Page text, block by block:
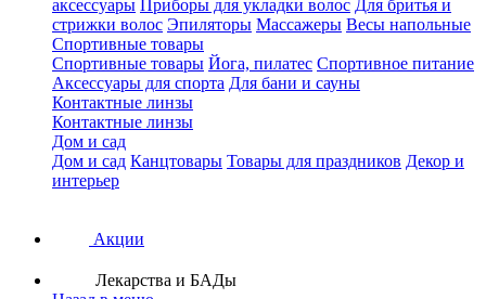
аксессуары Приборы для укладки волос Для бритья и
стрижки волос Эпиляторы Массажеры Весы напольные
Спортивные товары
Спортивные товары Йога, пилатес Спортивное питание
Аксессуары для спорта Для бани и сауны
Контактные линзы
Контактные линзы
Дом и сад
Дом и сад Канцтовары Товары для праздников Декор и
интерьер
Акции
Лекарства и БАДы